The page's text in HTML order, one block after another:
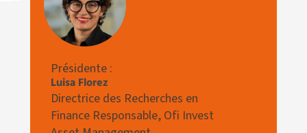
Présidente :
Luisa Florez
Directrice des Recherches en
Finance Responsable, Ofi Invest